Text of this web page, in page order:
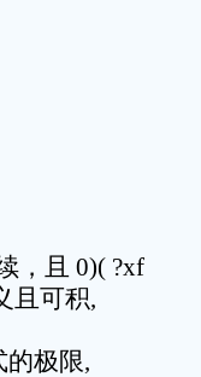
，且 0)( ?xf
且可积,
的极限,